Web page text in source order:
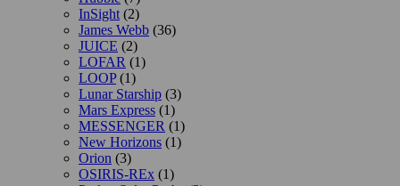
InSight (2)
James Webb (36)
JUICE (2)
LOFAR (1)
LOOP(1)
Lunar Starship (3)
Mars Express (1)
MESSENGER (1)
New Horizons (1)
Orion (3)
OSIRIS-REx (1)